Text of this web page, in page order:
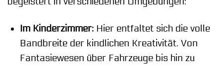
Im Kinderzimmer:Hier entfaltet sich die volle
Bandbreite der kindlichen Kreativität. Von
Fantasiewesen über Fahrzeuge bis hin zu